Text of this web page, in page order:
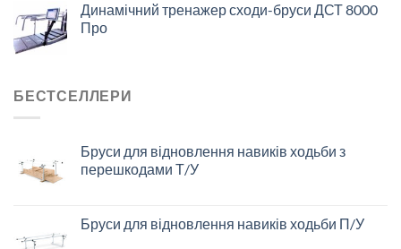
Динамічний тренажер сходи-бруси ДСТ 8000
Про
БЕСТСЕЛЛЕРИ
Бруси для відновлення навиків ходьби з
перешкодами Т/У
Бруси для відновлення навиків ходьби П/У